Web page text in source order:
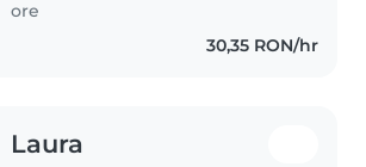
ore
30,35 RON/hr
Laura